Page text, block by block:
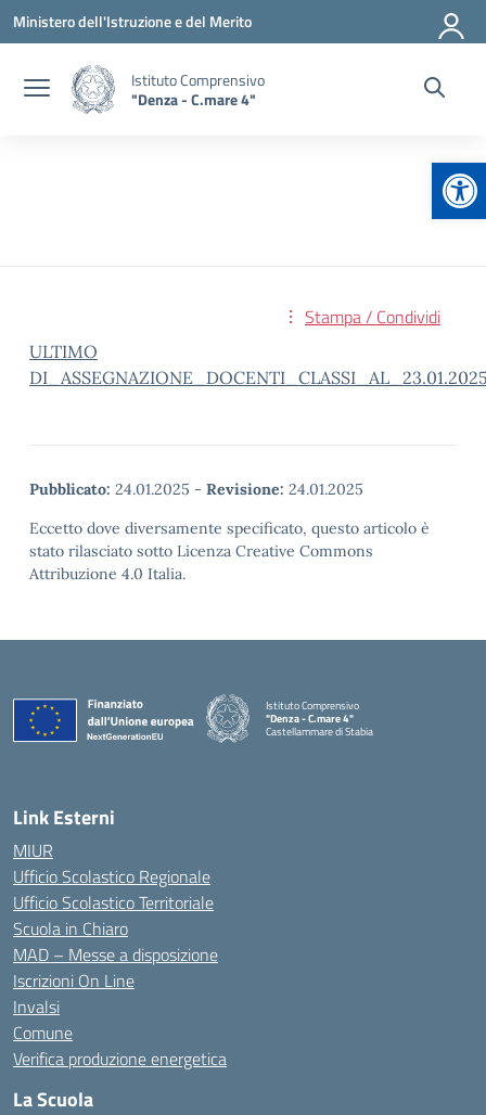
Vai ai contenuti
Vai al menu di navigazione
Vai al footer
Ministero dell'Istruzione e del Merito
Istituto Comprensivo
"Denza - C.mare 4"
Stampa / Condividi
ULTIMO
Pubblicato: 24.01.2025 - Revisione: 24.01.2025
Eccetto dove diversamente specificato, questo articolo è
stato rilasciato sotto Licenza Creative Commons
Attribuzione 4.0 Italia.
Istituto Comprensivo
"Denza - C.mare 4"
Castellammare di Stabia
Link Esterni
MIUR
Ufficio Scolastico Regionale
Ufficio Scolastico Territoriale
Scuola in Chiaro
MAD – Messe a disposizione
Iscrizioni On Line
Invalsi
Comune
Verifica produzione energetica
La Scuola